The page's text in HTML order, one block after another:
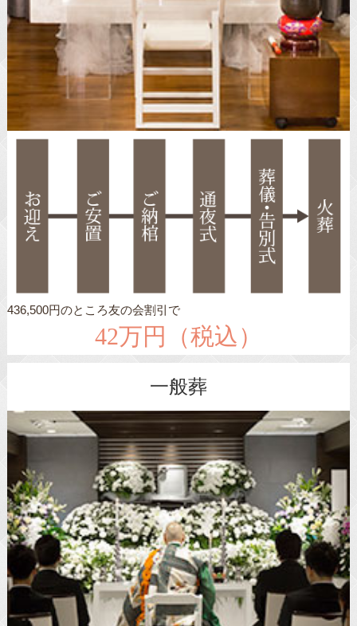
436,500円のところ友の会割引で
42万円（税込）
一般葬